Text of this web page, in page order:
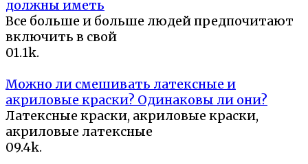
должны иметь
Все больше и больше людей предпочитают
включить в свой
01.1k.
Можно ли смешивать латексные и
акриловые краски? Одинаковы ли они?
Латексные краски, акриловые краски,
акриловые латексные
09.4k.